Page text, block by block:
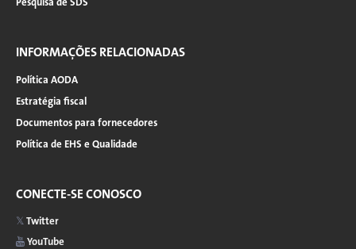
INFORMAÇÕES RELACIONADAS
Política AODA
Estratégia fiscal
Documentos para fornecedores
Política de EHS e Qualidade
CONECTE-SE CONOSCO
Twitter
YouTube